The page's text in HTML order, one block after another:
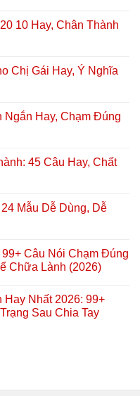
10 Hay, Chân Thành
Chị Gái Hay, Ý Nghĩa
Hay, Chạm Đúng
45 Câu Hay, Chất
Mẫu Dễ Dùng, Dễ
Câu Nói Chạm Đúng
Chữa Lành (2026)
Nhất 2026: 99+
Sau Chia Tay